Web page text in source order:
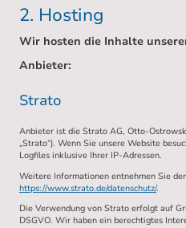
2. Hosting
Wir hosten die Inhalte
Anbieter:
Strato
Anbieter ist die Strato AG, Otto-
„Strato“). Wenn Sie unsere Website
Logfiles inklusive Ihrer IP-Adressen.
Weitere Informationen entnehmen Sie
https://www.strato.de/datenschutz/.
Die Verwendung von Strato erfolgt auf
DSGVO. Wir haben ein berechtigtes